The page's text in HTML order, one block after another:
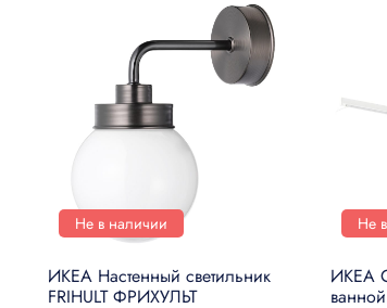
Не в наличии
ИКЕА Настенный светильник
FRIHULT ФРИХУЛЬТ
Не
ИКЕА